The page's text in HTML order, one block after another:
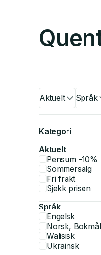
Aktuelt Språk
Kategori
Aktuelt
Pensum -10%
Sommersalg
Fri frakt
Sjekk prisen
Språk
Engelsk
Norsk, Bokmål
Walisisk
Ukrainsk